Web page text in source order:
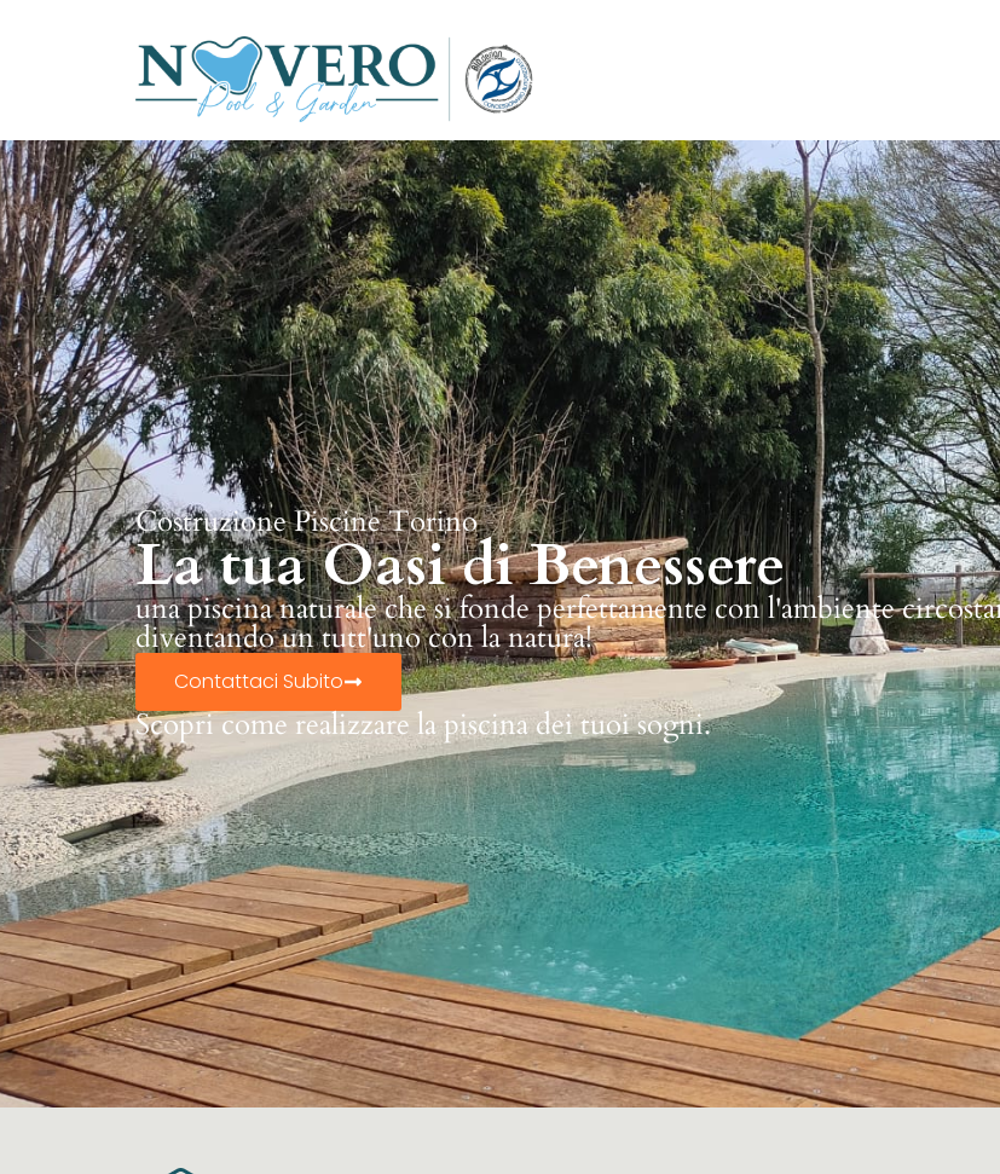
Costruzione Piscine Torino
La tua Oasi di Benessere
una piscina naturale che si fonde perfettamente con l'ambiente
diventando un tutt'uno con la natura!
Contattaci Subito
Scopri come realizzare la piscina dei tuoi sogni.